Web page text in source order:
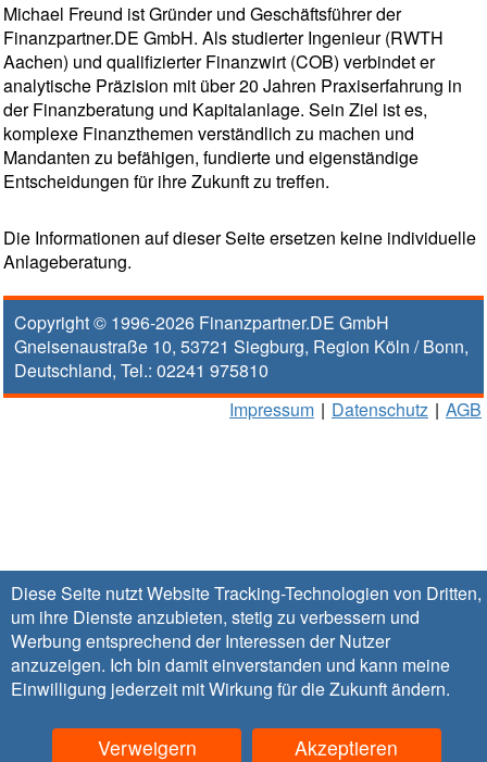
Diese Seite nutzt Website Tracking-Technologien von Dritten,
um ihre Dienste anzubieten, stetig zu verbessern und
Werbung entsprechend der Interessen der Nutzer
anzuzeigen. Ich bin damit einverstanden und kann meine
Einwilligung jederzeit mit Wirkung für die Zukunftändern.
Verweigern Akzeptieren
Michael Freund ist Gründer und Geschäftsführer der
Finanzpartner.DE GmbH. Als studierter Ingenieur (RWTH
Aachen) und qualifizierter Finanzwirt (COB) verbindet er
analytische Präzision mit über 20 Jahren Praxiserfahrung in
der Finanzberatung und Kapitalanlage. Sein Ziel ist es,
komplexe Finanzthemen verständlich zu machen und
Mandanten zu befähigen, fundierte und eigenständige
Entscheidungen für ihre Zukunft zu treffen.
Die Informationen auf dieser Seite ersetzen keine individuelle
Anlageberatung.
Copyright © 1996-2026 Finanzpartner.DE GmbH
Gneisenaustraße 10, 53721 Siegburg, Region Köln / Bonn,
Deutschland, Tel.: 02241 975810
Impressum | Datenschutz | AGB